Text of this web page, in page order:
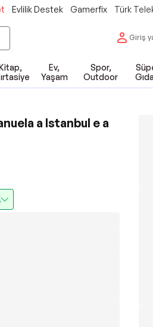
Evlilik Destek Gamerfix Türk
Giriş
Ev,
Yaşam
Spor,
Outdoor
a Istanbul e a